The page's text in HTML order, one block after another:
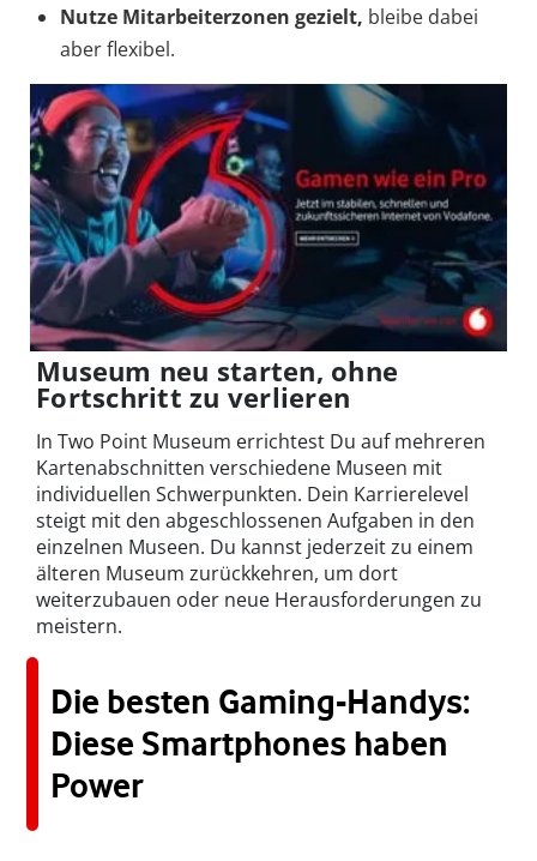
Nutze Mitarbeiterzonen gezielt, bleibe dabei
aber flexibel.
Museum neu starten, ohne
Fortschritt zu verlieren
In Two Point Museum errichtest Du auf mehreren
Kartenabschnitten verschiedene Museen mit
individuellen Schwerpunkten. Dein Karrierelevel
steigt mit den abgeschlossenen Aufgaben in den
einzelnen Museen. Du kannst jederzeit zu einem
älteren Museum zurückkehren, um dort
weiterzubauen oder neue Herausforderungen zu
meistern.
Die besten Gaming-Handys:
Diese Smartphones haben
Power